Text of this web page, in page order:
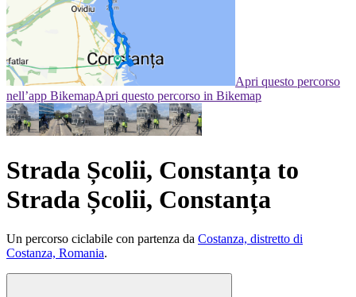
Apri questo percorso
nell’app BikemapApri questo percorso in Bikemap
Strada Școlii, Constanța to
Strada Școlii, Constanța
Un percorso ciclabile con partenza da Costanza, distretto di
Costanza, Romania.